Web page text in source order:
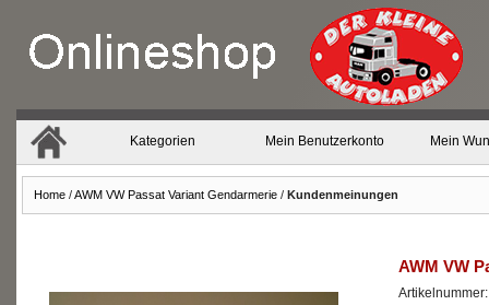
Kategorien Mein Benutzerkonto Mein
Home /AWM VW Passat Variant Gendarmerie / Kundenmeinungen
AWM VW